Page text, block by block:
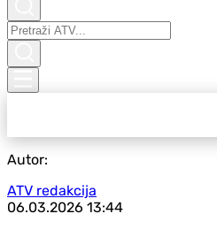
Autor:
ATV redakcija
06.03.2026 13:44